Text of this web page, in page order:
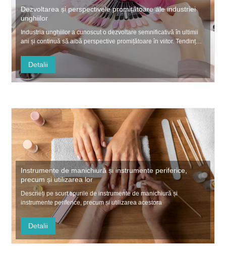
Dezvoltarea și perspectivele promițătoare ale industriei
unghiilor
Industria unghiilor a cunoscut o dezvoltare semnificativă în ultimii
ani și continuă să aibă perspective promițătoare în viitor. Tendința
de dezvoltare și perspectiva industriei unghiilor sunt analizate din
Detalii
Instrumente de manichiură și instrumente periferice,
precum și utilizarea lor
Descrieți pe scurt tipurile de instrumente de manichiură și
instrumente periferice, precum și utilizarea acestora
Detalii